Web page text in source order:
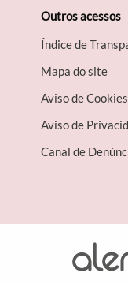
Outros acessos
Índice de
Mapa do site
Aviso de Cookies
Aviso de
Canal de